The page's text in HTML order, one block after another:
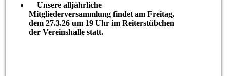
Unsere alljährliche
Mitgliederversammlung findet am Freitag,
dem 27.3.26 um 19 Uhr im Reiterstübchen
der Vereinshalle statt.